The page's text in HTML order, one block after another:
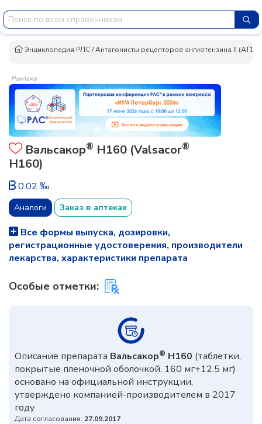
Энциклопедия РЛС/Антагонисты рецепторов ангиотензина II (AT1-
Реклама
Вальсакор® Н160 (Valsacor®
H160)
0.02 ‰
Аналоги Заказ в аптеках
Все формы выпуска, дозировки,
регистрационные удостоверения, производители
лекарства, характеристики препарата
Особые отметки:
Описание препарата Вальсакор® Н160 (таблетки,
покрытые пленочной оболочкой, 160 мг+12.5 мг)
основано на официальной инструкции,
утверждено компанией-производителем в 2017
году
Дата согласования: 27.09.2017